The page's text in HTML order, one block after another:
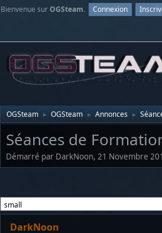
Bienvenue surOGSteam. Connexion
OGSteam ► OGSteam ► Annonces ►
Séances de
Démarré par DarkNoon, 21 Novembre
DarkNoon